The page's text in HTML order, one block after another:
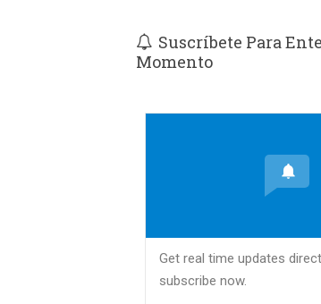
Suscríbete Para
Momento
Get real time updates
subscribe now.